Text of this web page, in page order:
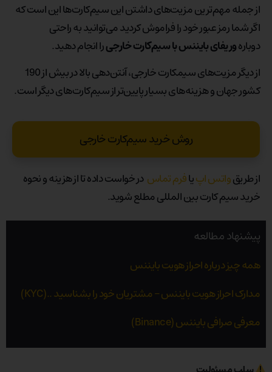
از جمله مهم‌ترین مزیت‌های داشتن این سیم‌کارت‌ها این است که
اگر شما رمز عبور خود را فراموش کردید می‌توانید به ‌راحتی
دوبارهوریفای بایننس با سیم‌کارت خارجیرا انجام دهید.
از دیگر مزیت‌های سیمکارت خارجی، آنتن‌دهی بالا در بیش از 190
کشور جهان و هزینه‌های بسیار پایین‌تر از سیم‌کارت‌های دیگر است.
روش خرید سیم‌کارت خارجی
از طریقواتس اپیافرم تماس در خواست داده تا از هزینه و نحوه
خرید سیم کارت بین المللی مطلع شوید.
پیشنهاد مطالعه
همه چیز درباره احراز هویت بایننس
مدارک احراز هویت بایننس – مشتریان خود را بشناسید ..(KYC)
معرفی صرافی بایننس (Binance)